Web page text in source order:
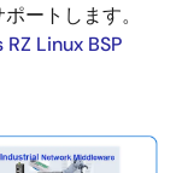
ートします。
RZ Linux BSP